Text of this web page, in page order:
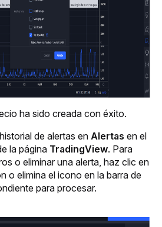
ha sido creada con éxito.
de alertas en Alertas en el
la página TradingView. Para
o eliminar una alerta, haz clic en
o elimina el icono en la barra de
para procesar.